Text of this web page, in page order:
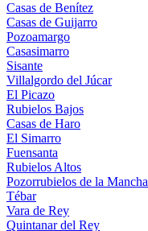
Casas de Benítez
Casas de Guijarro
Pozoamargo
Casasimarro
Sisante
Villalgordo del Júcar
El Picazo
Rubielos Bajos
Casas de Haro
El Simarro
Fuensanta
Rubielos Altos
Pozorrubielos de la Mancha
Tébar
Vara de Rey
Quintanar del Rey